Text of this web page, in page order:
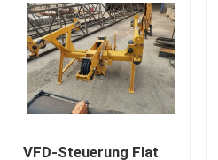
Referenzen
Flacher Spitzenturmkran
Hammer-Kopf-Turmkran
VFD-Steuerung Flat